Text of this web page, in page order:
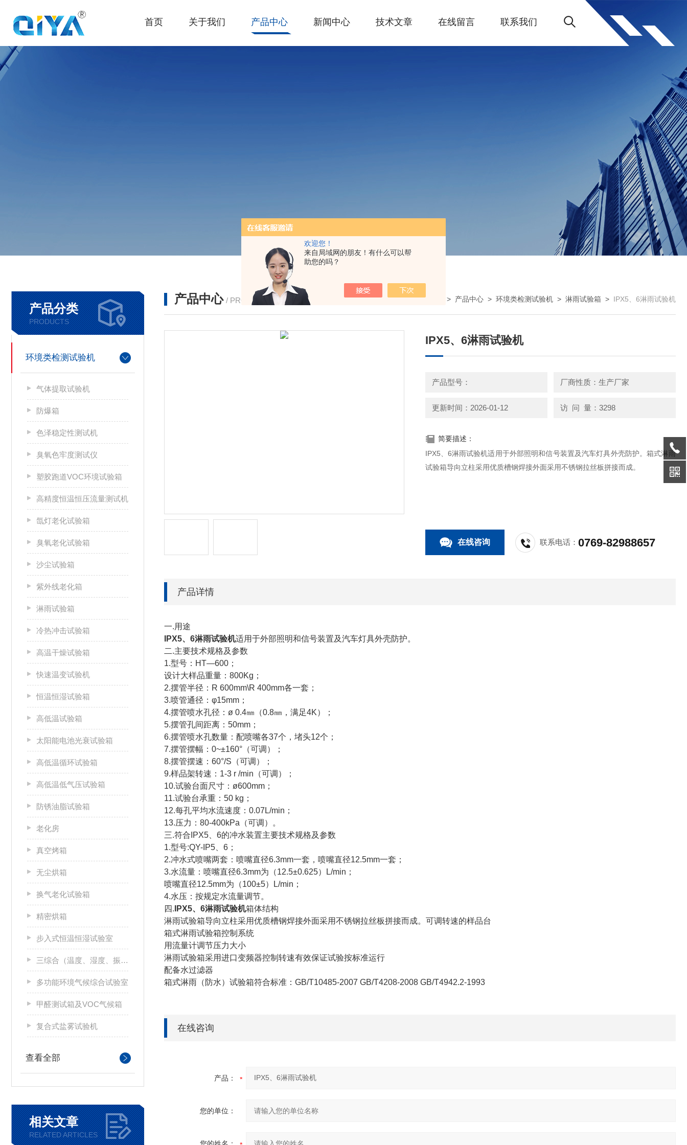
欢迎您！
来自局域网的朋友！有什么可以帮
助您的吗？
首页 关于我们 产品中心 新闻中心 技术文章 在线留言 联系我们
产品分类
PRODUCTS
环境类检测试验机
气体提取试验机
防爆箱
色泽稳定性测试机
臭氧色牢度测试仪
塑胶跑道VOC环境试验箱
高精度恒温恒压流量测试机
氙灯老化试验箱
臭氧老化试验箱
沙尘试验箱
紫外线老化箱
淋雨试验箱
冷热冲击试验箱
高温干燥试验箱
快速温变试验机
恒温恒湿试验箱
高低温试验箱
太阳能电池光衰试验箱
高低温循环试验箱
高低温低气压试验箱
防锈油脂试验箱
老化房
真空烤箱
无尘烘箱
换气老化试验箱
精密烘箱
步入式恒温恒湿试验室
三综合（温度、湿度、振动）试验箱
多功能环境气候综合试验室
甲醛测试箱及VOC气候箱
复合式盐雾试验机
查看全部
相关文章
RELATED ARTICLES
产品中心 / PRODUCTS 我的位置： > 产品中心 > 环境类检测试验机 > 淋雨试验箱 > IPX5、6淋雨试验机
IPX5、6淋雨试验机
产品型号： 厂商性质：生产厂家
更新时间：2026-01-12 访 问 量：3298
简要描述：
IPX5、6淋雨试验机适用于外部照明和信号装置及汽车灯具外壳防护。箱式淋雨
试验箱导向立柱采用优质槽钢焊接外面采用不锈钢拉丝板拼接而成。
在线咨询 联系电话：0769-82988657
产品详情
一.用途
IPX5、6淋雨试验机适用于外部照明和信号装置及汽车灯具外壳防护。
二.主要技术规格及参数
1.型号：HT—600；
设计大样品重量：800Kg；
2.摆管半径：R 600mm\R 400mm各一套；
3.喷管通径：φ15mm；
4.摆管喷水孔径：ø 0.4㎜（0.8㎜，满足4K）；
5.摆管孔间距离：50mm；
6.摆管喷水孔数量：配喷嘴各37个，堵头12个；
7.摆管摆幅：0~±160°（可调）；
8.摆管摆速：60°/S（可调）；
9.样品架转速：1-3 r /min（可调）；
10.试验台面尺寸：ø600mm；
11.试验台承重：50 kg；
12.每孔平均水流速度：0.07L/min；
13.压力：80-400kPa（可调）。
三.符合IPX5、6的冲水装置主要技术规格及参数
1.型号:QY-IP5、6；
2.冲水式喷嘴两套：喷嘴直径6.3mm一套，喷嘴直径12.5mm一套；
3.水流量：喷嘴直径6.3mm为（12.5±0.625）L/min；
喷嘴直径12.5mm为（100±5）L/min；
4.水压：按规定水流量调节。
四. IPX5、6淋雨试验机箱体结构
淋雨试验箱导向立柱采用优质槽钢焊接外面采用不锈钢拉丝板拼接而成。可调转速的样品台
箱式淋雨试验箱控制系统
用流量计调节压力大小
淋雨试验箱采用进口变频器控制转速有效保证试验按标准运行
配备水过滤器
箱式淋雨（防水）试验箱符合标准：GB/T10485-2007 GB/T4208-2008 GB/T4942.2-1993
在线咨询
产品：
您的单位：